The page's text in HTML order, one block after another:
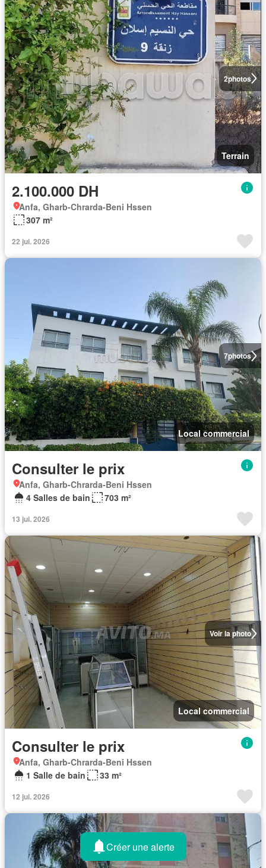
2photos
Terrain
2.100.000 DH
Anfa, Gharb-Chrarda-Beni Hssen
307 m²
22 jui. 2026
7photos
Local commercial
Consulter le prix
Anfa, Gharb-Chrarda-Beni Hssen
4 Salles de bain
703 m²
13 jui. 2026
Voir la photo
Local commercial
Consulter le prix
Anfa, Gharb-Chrarda-Beni Hssen
1 Salle de bain
33 m²
12 jui. 2026
Créer une alerte